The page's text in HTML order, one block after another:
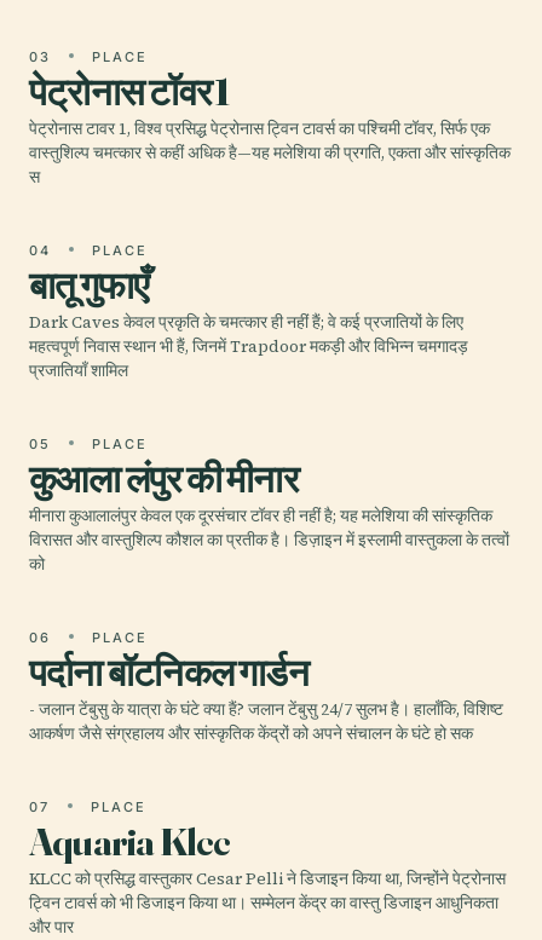
03 PLACE
पेट्रोनास टॉवर 1
पेट्रोनास टावर 1, विश्व प्रसिद्ध पेट्रोनास ट्विन टावर्स का पश्चिमी टॉवर, सिर्फ एक
वास्तुशिल्प चमत्कार से कहीं अधिक है—यह मलेशिया की प्रगति, एकता और सांस्कृतिक
स
04 PLACE
बातू गुफाएँ
Dark Caves केवल प्रकृति के चमत्कार ही नहीं हैं; वे कई प्रजातियों के लिए
महत्वपूर्ण निवास स्थान भी हैं, जिनमें Trapdoor मकड़ी और विभिन्न चमगादड़
प्रजातियाँ शामिल
05 PLACE
कुआला लंपुर की मीनार
मीनारा कुआलालंपुर केवल एक दूरसंचार टॉवर ही नहीं है; यह मलेशिया की सांस्कृतिक
विरासत और वास्तुशिल्प कौशल का प्रतीक है। डिज़ाइन में इस्लामी वास्तुकला के तत्वों
को
06 PLACE
पर्दाना बॉटनिकल गार्डन
- जलान टेंबुसु के यात्रा के घंटे क्या हैं? जलान टेंबुसु 24/7 सुलभ है। हालाँकि, विशिष्ट
आकर्षण जैसे संग्रहालय और सांस्कृतिक केंद्रों को अपने संचालन के घंटे हो सक
07 PLACE
Aquaria Klcc
KLCC को प्रसिद्ध वास्तुकार Cesar Pelli ने डिजाइन किया था, जिन्होंने पेट्रोनास
ट्विन टावर्स को भी डिजाइन किया था। सम्मेलन केंद्र का वास्तु डिजाइन आधुनिकता
और पार